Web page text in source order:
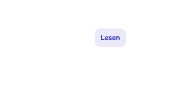
Lesen